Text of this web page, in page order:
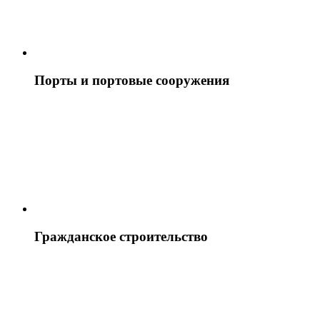
Порты и портовые сооружения
Гражданское строительство